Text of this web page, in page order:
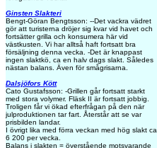
Ginsten Slakteri
Bengt-Göran Bengtsson: --Det vackra vädret
gör att turisterna dröjer sig kvar vid havet och
fortsätter grilla och konsumera här vid
västkusten. Vi har alltså haft fortsatt bra
försäljning denna vecka. -Det är knappast
ingen slaktkö, ca en halv dags slakt. Således
nästan balans. Även för smågrisarna.
Dalsjöfors Kött
Cato Gustafsson: -Grillen går fortsatt starkt
med stora volymer. Fläsk II är fortsatt jobbig.
Troligen får vi ökad efterfrågan på den när
julproduktionen tar fart. Återstår att se var
prisbilden landar.
I övrigt lika med förra veckan med hög slakt ca
6 200 per vecka.
Balans i slakten = överstående motsvarande